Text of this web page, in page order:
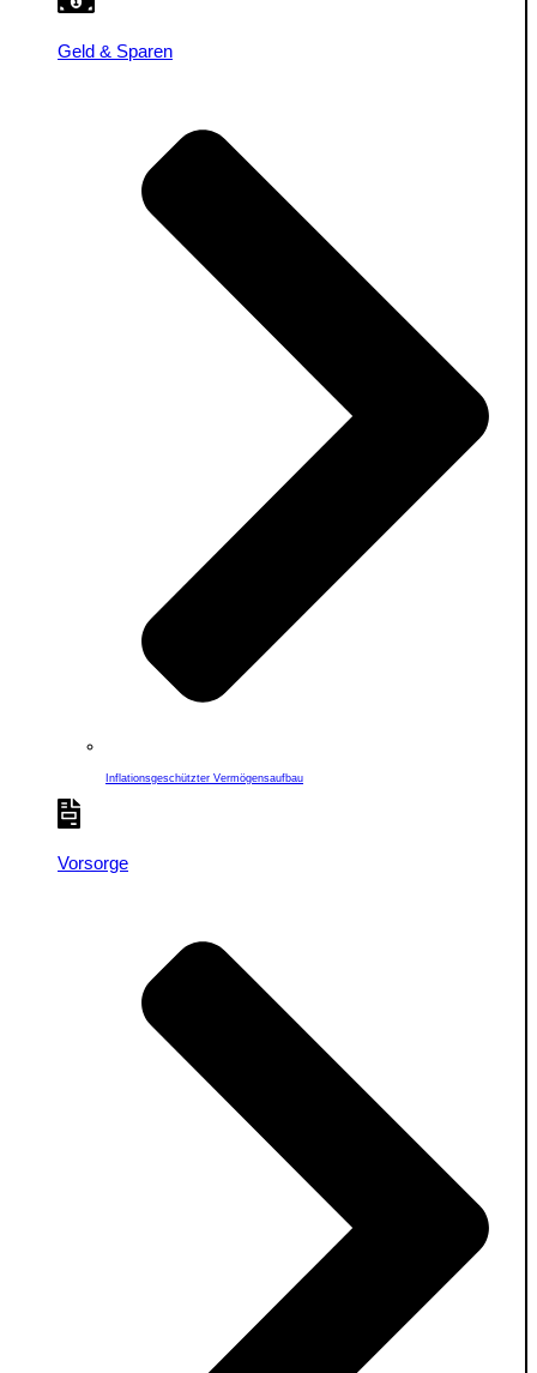
Geld & Sparen
Inflationsgeschützter Vermögensaufbau
Vorsorge